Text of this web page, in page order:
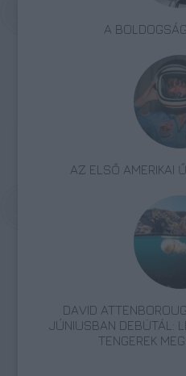
A
AZ ELSŐ AMERIKAI
DAVID
JÚNIUSBAN DEBÜTÁL:
TENGEREK